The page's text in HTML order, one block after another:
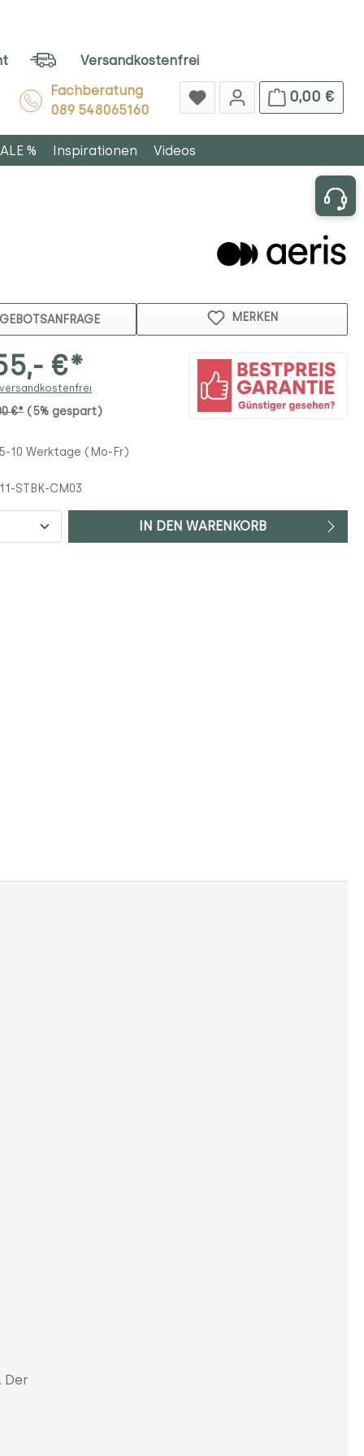
Versandkostenfrei
Fachberatung
089 548065160
0,00 €
% Inspirationen Videos
MERKEN
€*
€* (5% gespart)
10 Werktage (Mo-Fr)
STBK-CM03
IN DEN WARENKORB
Der